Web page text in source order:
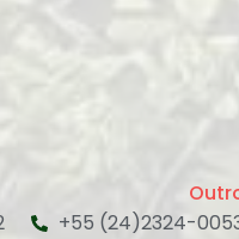
+55 (24)2324-